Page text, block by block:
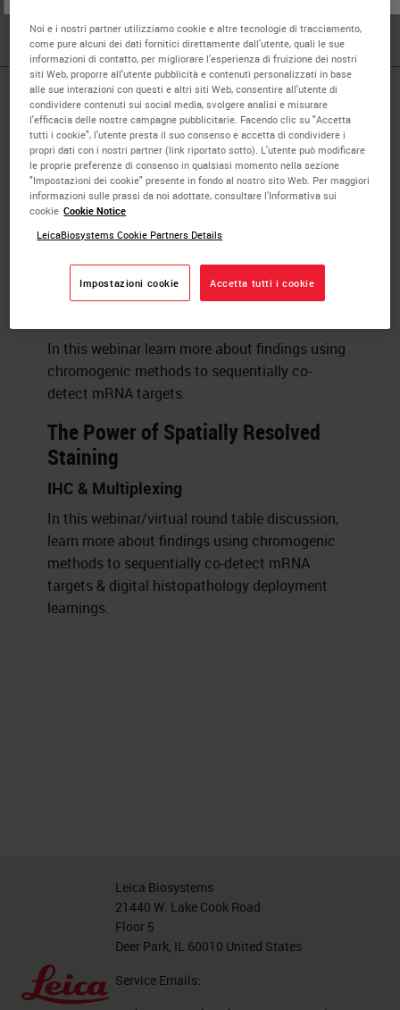
Published Pieces by
Bradley Spencer-Dene
Chromogenic Co-detection of
Protein and mRNA Targets in
Tissues using the BOND RX Fully
Automated Research Stainer
In this webinar learn more about findings using
chromogenic methods to sequentially co-
detect mRNA targets.
The Power of Spatially Resolved
Staining
IHC & Multiplexing
In this webinar/virtual round table discussion,
learn more about findings using chromogenic
methods to sequentially co-detect mRNA
targets & digital histopathology deployment
learnings.
Leica Biosystems
21440 W. Lake Cook Road
Floor 5
Deer Park, IL 60010 United States
Service Emails:
Noi e i nostri partner utilizziamo cookie e altre tecnologie di tracciamento,
come pure alcuni dei dati fornitici direttamente dall'utente, quali le sue
informazioni di contatto, per migliorare l'esperienza di fruizione dei nostri
siti Web, proporre all'utente pubblicità e contenuti personalizzati in base
alle sue interazioni con questi e altri siti Web, consentire all'utente di
condividere contenuti sui social media, svolgere analisi e misurare
l'efficacia delle nostre campagne pubblicitarie. Facendo clic su "Accetta
tutti i cookie", l'utente presta il suo consenso e accetta di condividere i
propri dati con i nostri partner (link riportato sotto). L'utente può modificare
le proprie preferenze di consenso in qualsiasi momento nella sezione
"Impostazioni dei cookie" presente in fondo al nostro sito Web. Per maggiori
informazioni sulle prassi da noi adottate, consultare l'Informativa sui
cookie Cookie Notice
LeicaBiosystems Cookie Partners Details
Impostazioni cookie Accetta tutti i cookie